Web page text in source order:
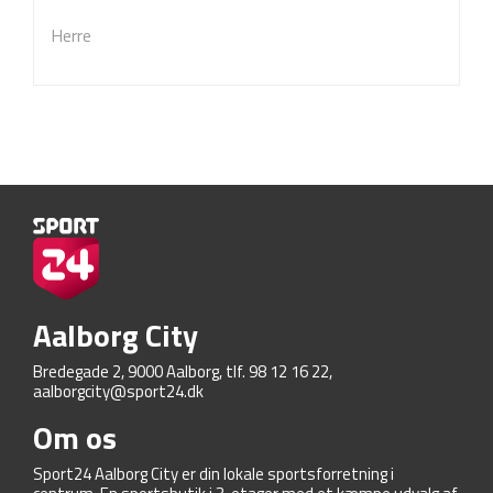
Herre
Aalborg City
Bredegade 2, 9000 Aalborg, tlf. 98 12 16 22,
aalborgcity@sport24.dk
Om os
Sport24 Aalborg City er din lokale sportsforretning i